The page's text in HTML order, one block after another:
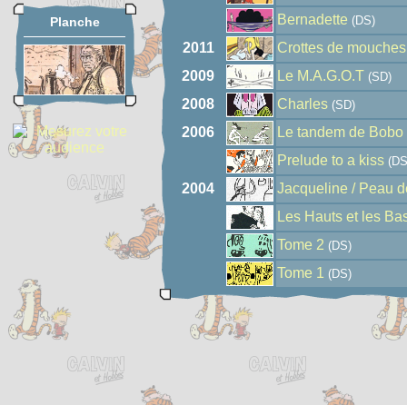
Planche Bernadette (DS)
2011
Crottes de
2009
Le M.A.G.O.T (SD)
2008 Charles (SD)
2006
Le tandem de
Prelude to a kiss
2004
Jacqueline / Peau
Les Hauts et les
Tome 2 (DS)
Tome 1 (DS)